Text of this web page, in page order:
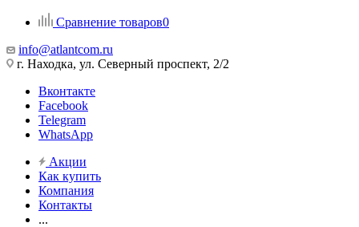
Сравнение товаров0
info@atlantcom.ru
г. Находка, ул. Северный проспект, 2/2
Вконтакте
Facebook
Telegram
WhatsApp
Акции
Как купить
Компания
Контакты
...